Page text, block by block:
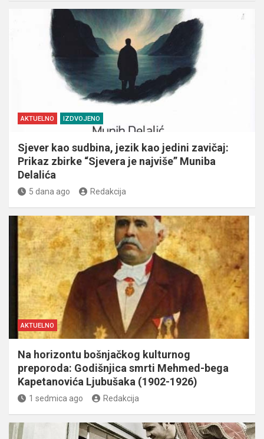
AKTUELNO IZDVOJENO
Sjever kao sudbina, jezik kao jedini zavičaj:
Prikaz zbirke “Sjevera je najviše” Muniba
Delalića
5 dana ago Redakcija
AKTUELNO
Na horizontu bošnjačkog kulturnog
preporoda: Godišnjica smrti Mehmed-bega
Kapetanovića Ljubušaka (1902-1926)
1 sedmica ago Redakcija